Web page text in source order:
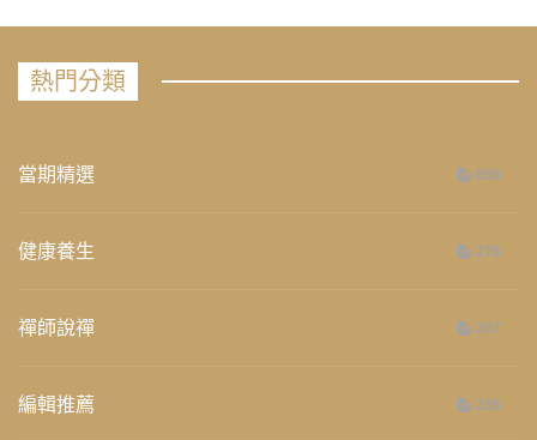
熱門分類
當期精選 658
健康養生 276
禪師說禪 267
編輯推薦 236